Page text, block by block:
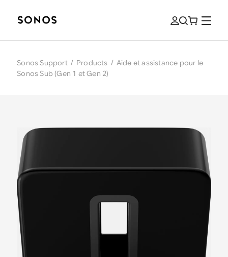
Sonos Support / Products / Aide et assistance pour le
Sonos Sub (Gen 1 et Gen 2)